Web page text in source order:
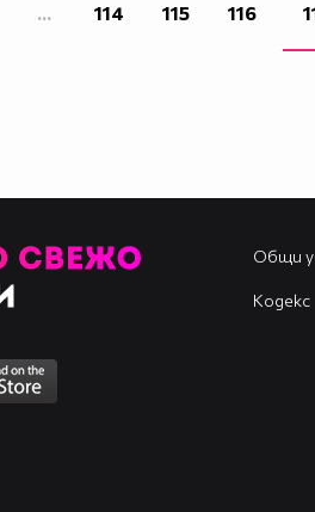
... 114 115 116
Общи
Кодекс